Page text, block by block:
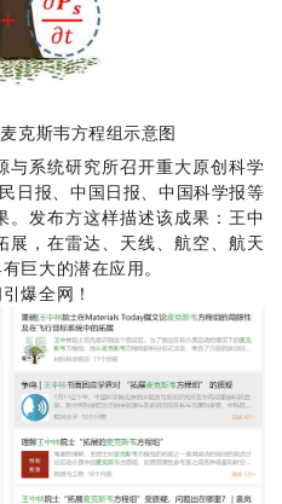
克斯韦方程组示意图
与系统研究所召开重大原创科学
日报、中国日报、中国科学报等
。发布方这样描述该成果：王中
展，在雷达、天线、航空、航天
巨大的潜在应用。
爆全网！